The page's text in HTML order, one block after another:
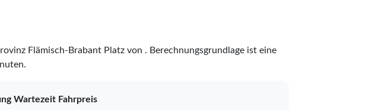
Flämisch-Brabant Platz von . Berechnungsgrundlage ist eine
Wartezeit Fahrpreis